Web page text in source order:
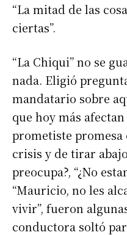
“La mitad de las
ciertas”.
“La Chiqui” no se
nada. Eligió
mandatario sobre
que hoy más
prometiste promesa
crisis y de tirar
preocupa?, “¿No
“Mauricio, no les
vivir”, fueron
conductora soltó